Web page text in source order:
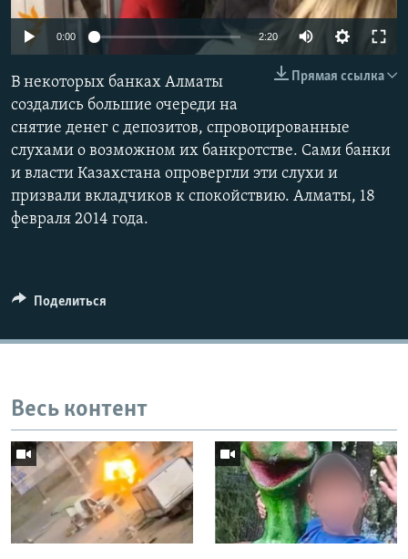
0:00 2:20
Прямая ссылка
В некоторых банках Алматы
создались большие очереди на
снятие денег с депозитов, спровоцированные
слухами о возможном их банкротстве. Сами банки
и власти Казахстана опровергли эти слухи и
призвали вкладчиков к спокойствию. Алматы, 18
февраля 2014 года.
Поделиться
Весь контент